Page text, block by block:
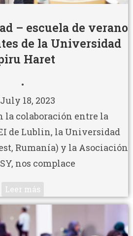
– escuela de verano
de la Universidad
Haret
•
July 18, 2023
la colaboración entre la
de Lublin, la Universidad
Rumanía) y la Asociación
nos complace
Leer más